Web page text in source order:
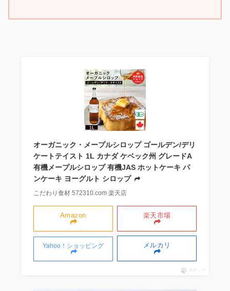
オーガニック・メープルシロップ ゴールデン/デリ
ケートテイスト 1L カナダ ケベック州 グレードA
有機メープルシロップ 有機JAS ホットケーキ パ
ンケーキ ヨーグルト シロップ
こだわり食材 572310.com 楽天店
Amazon 楽天市場
Yahoo！ショッピング メルカリ
ポチップ